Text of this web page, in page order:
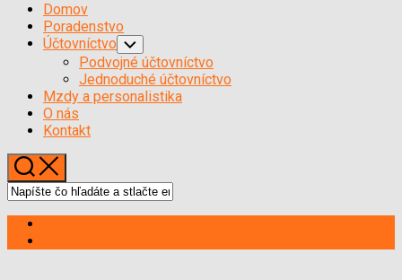
Domov
Poradenstvo
Účtovníctvo Toggle
Child
Menu
Podvojné účtovníctvo
Jednoduché účtovníctvo
Mzdy a personalistika
O nás
Kontakt